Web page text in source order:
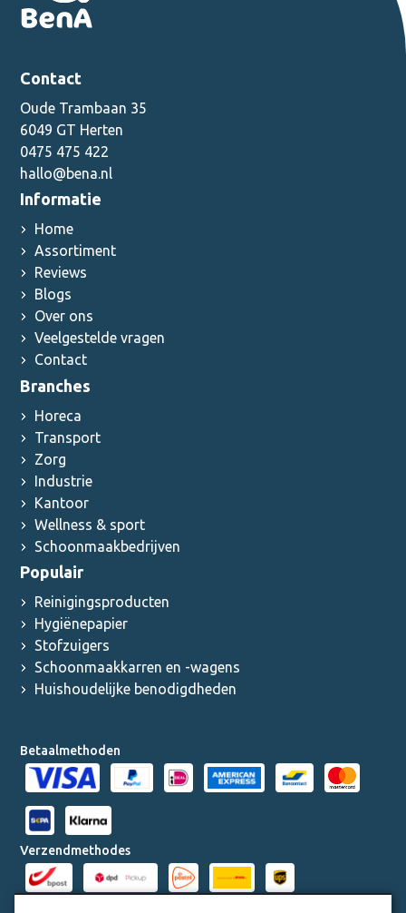
Contact
Oude Trambaan 35
6049 GT Herten
0475 475 422
hallo@bena.nl
Informatie
Home
Assortiment
Reviews
Blogs
Over ons
Veelgestelde vragen
Contact
Branches
Horeca
Transport
Zorg
Industrie
Kantoor
Wellness & sport
Schoonmaakbedrijven
Populair
Reinigingsproducten
Hygiënepapier
Stofzuigers
Schoonmaakkarren en -wagens
Huishoudelijke benodigdheden
Betaalmethoden
Verzendmethodes